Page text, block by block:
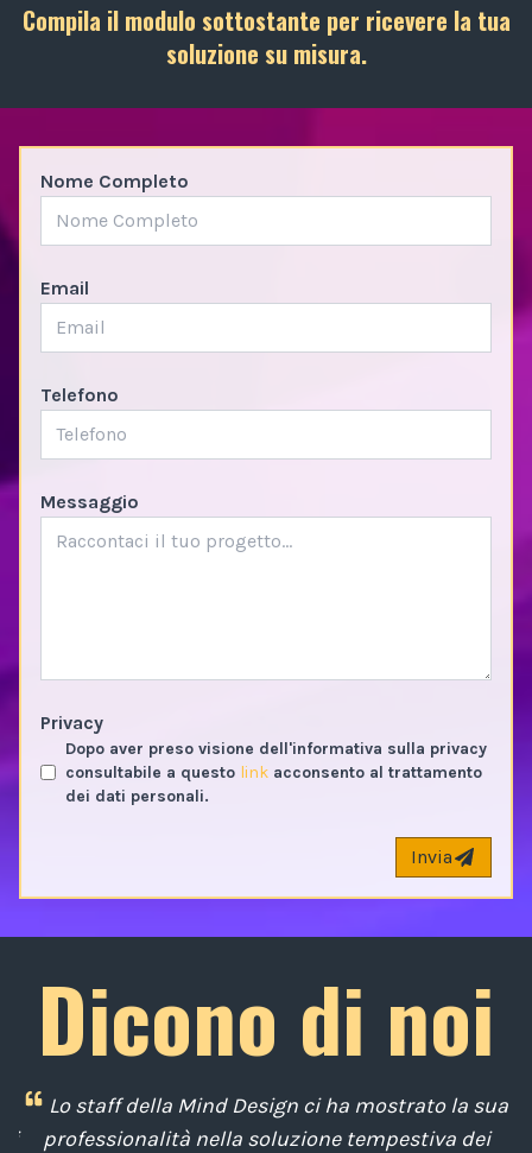
Compila il modulo sottostante per ricevere la tua
soluzione su misura.
Nome Completo
Email
Telefono
Messaggio
Privacy
Dopo aver preso visione dell'informativa sulla privacy
consultabile a questo link acconsento al trattamento
dei dati personali.
Invia
Dicono di noi
Lo staff della Mind Design ci ha mostrato la sua
professionalità nella soluzione tempestiva dei